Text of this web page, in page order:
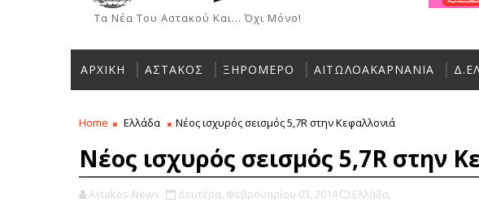
Τα Νέα Του Αστακού Και... Όχι Μόνο!
ΑΡΧΙΚΗ ΑΣΤΑΚΟΣ ΞΗΡΟΜΕΡΟ ΑΙΤΩΛΟΑΚΑΡΝΑΝΙΑ
Home Ελλάδα Νέος ισχυρός σεισμός 5,7R στην Κεφαλλονιά
Νέος ισχυρός σεισμός 5,7R στην
Astakos-News Δευτέρα, Φεβρουαρίου 03, 2014 Ελλάδα,